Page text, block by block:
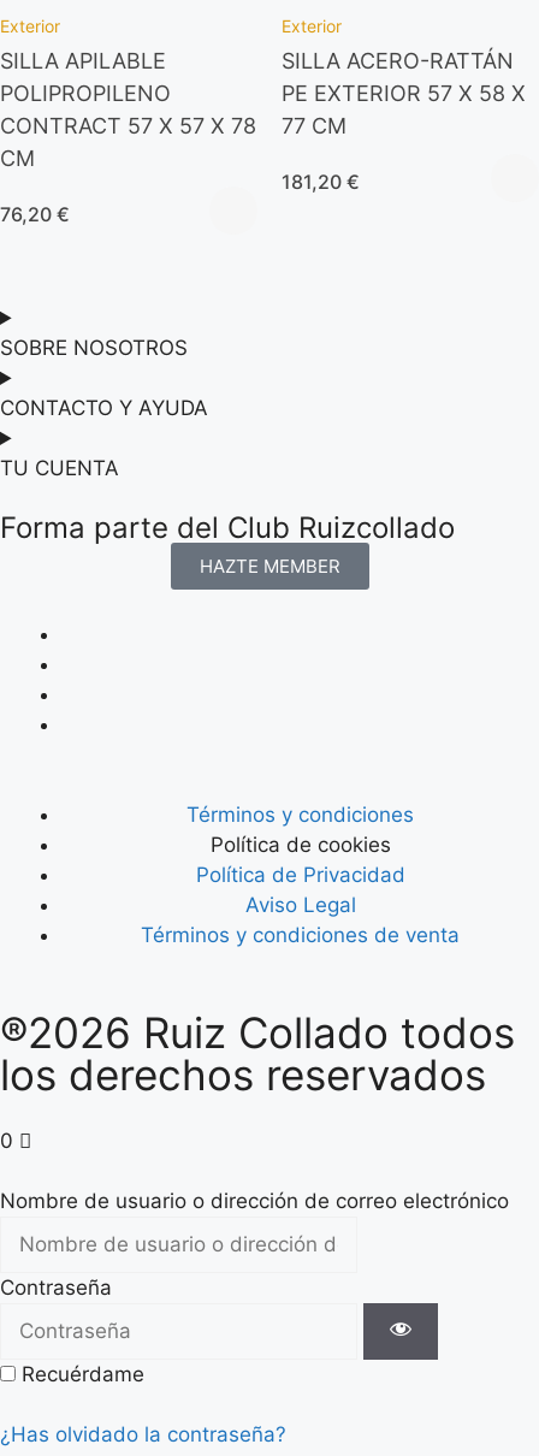
Exterior
SILLA APILABLE
POLIPROPILENO
CONTRACT 57 X 57 X 78
CM
76,20 €
Exterior
SILLA ACERO-RATTÁN
PE EXTERIOR 57 X 58 X
77 CM
181,20 €
SOBRE NOSOTROS
CONTACTO Y AYUDA
TU CUENTA
Forma parte del Club Ruizcollado
HAZTE MEMBER
Términos y condiciones
Política de cookies
Política de Privacidad
Aviso Legal
Términos y condiciones de venta
®2026 Ruiz Collado todos
los derechos reservados
0
Nombre de usuario o dirección de correo electrónico
Contraseña
Recuérdame
¿Has olvidado la contraseña?